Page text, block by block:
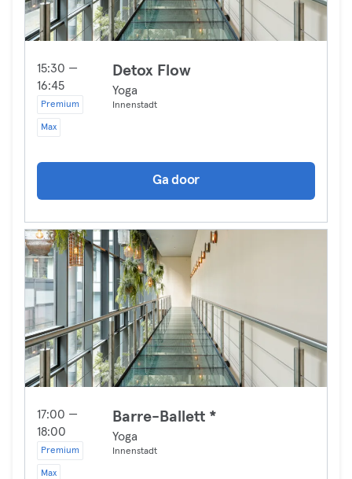
15:30 —
16:45
Premium
Max
Detox Flow
Yoga
Innenstadt
Ga door
17:00 —
18:00
Premium
Max
Barre-Ballett *
Yoga
Innenstadt